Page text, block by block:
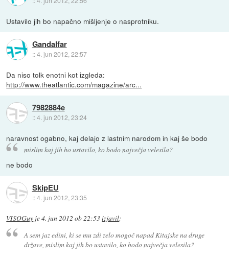
Ustavilo jih bo napačno mišljenje o nasprotniku.
Gandalfar
::4. jun 2012, 22:57
Da niso tolk enotni kot izgleda:
http://www.theatlantic.com/magazine/arc...
7982884e
::4. jun 2012, 23:24
naravnost ogabno, kaj delajo z lastnim narodom in kaj še bodo
mislim kaj jih bo ustavilo, ko bodo največja velesila?
ne bodo
SkipEU
::4. jun 2012, 23:35
VISOGuy je4. jun 2012 ob 22:53izjavil:
A sem jaz edini, ki se mu zdi zelo mogoč napad Kitajske na druge
države, mislim kaj jih bo ustavilo, ko bodo največja velesila?